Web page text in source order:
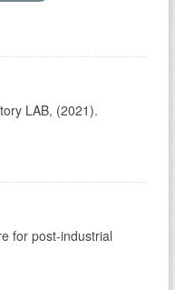
LAB, (2021).
for post-industrial